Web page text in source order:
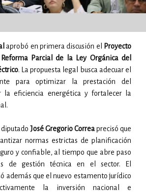
aprobó en primera discusión el
Proyecto
Parcial de la Ley Orgánica del
. La propuesta legal busca adecuar el
para optimizar la prestación del
la eficiencia energética y fortalecer la
diputadoJosé Gregorio Correaprecisó que
normas estrictas de planificación
y confiable, al tiempo que abre paso
de gestión técnica en el sector. El
además que el nuevo estamento jurídico
la inversión nacional e